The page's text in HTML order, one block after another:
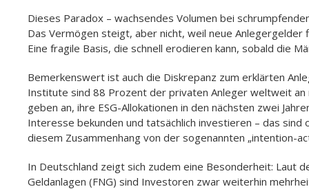
Dieses Paradox – wachsendes Volumen bei
Das Vermögen steigt, aber nicht, weil neue
Eine fragile Basis, die schnell erodieren kann, sobald die
Bemerkenswert ist auch die Diskrepanz zum erklärten
Institute sind 88 Prozent der privaten Anleger weltweit
geben an, ihre ESG-Allokationen in den nächsten zwei
Interesse bekunden und tatsächlich investieren – das
diesem Zusammenhang von der sogenannten „intention-
In Deutschland zeigt sich zudem eine Besonderheit: Laut
Geldanlagen (FNG) sind Investoren zwar weiterhin